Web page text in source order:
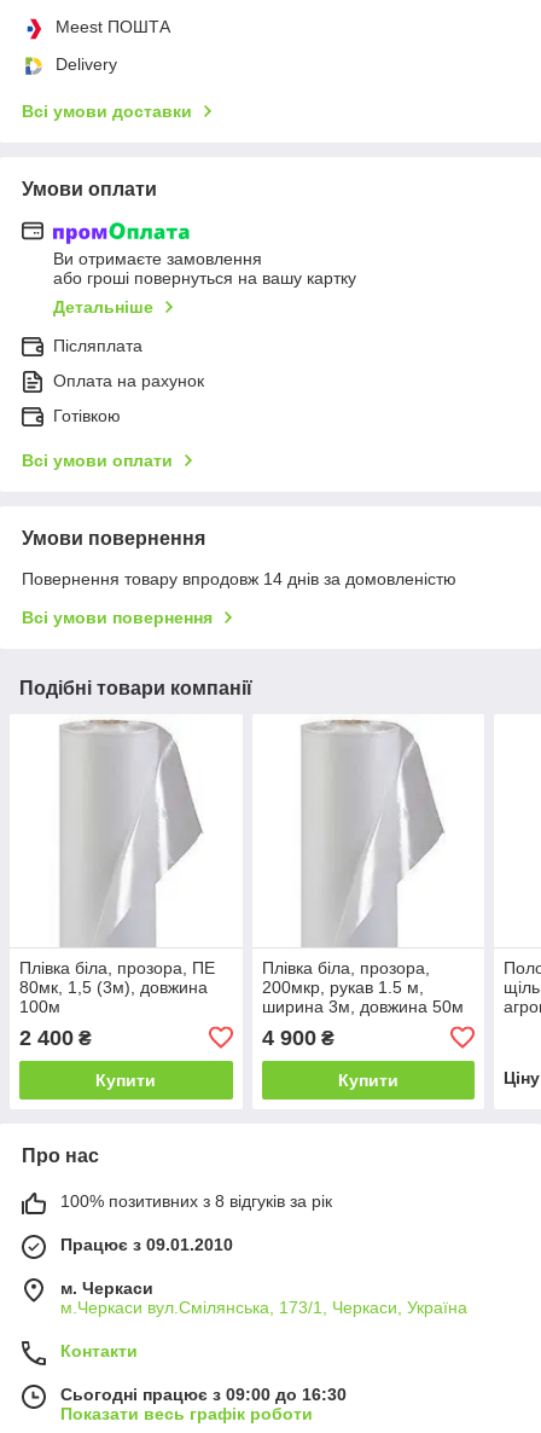
Meest ПОШТА
Delivery
Всі умови доставки
Умови оплати
Ви отримаєте замовлення
або гроші повернуться на вашу картку
Детальніше
Післяплата
Оплата на рахунок
Готівкою
Всі умови оплати
Умови повернення
Повернення товару впродовж 14 днів за домовленістю
Всі умови повернення
Подібні товари компанії
Плівка біла, прозора, ПЕ
80мк, 1,5 (3м), довжина
100м
2 400 ₴
Купити
Плівка біла, прозора,
200мкр, рукав 1.5 м,
ширина 3м, довжина 50м
4 900₴
Купити
Про нас
100% позитивних з 8 відгуків за рік
Працює з 09.01.2010
м. Черкаси
м.Черкаси вул.Смілянська, 173/1, Черкаси, Україна
Контакти
Сьогодні працює з 09:00 до 16:30
Показати весь графік роботи